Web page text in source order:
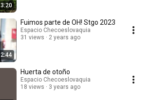
3:20
2:44
Fuimos parte de OH! Stgo 2023
Espacio Checoeslovaquia
31 views
2 years ago
Huerta de otoño
Espacio Checoeslovaquia
18 views
3 years ago